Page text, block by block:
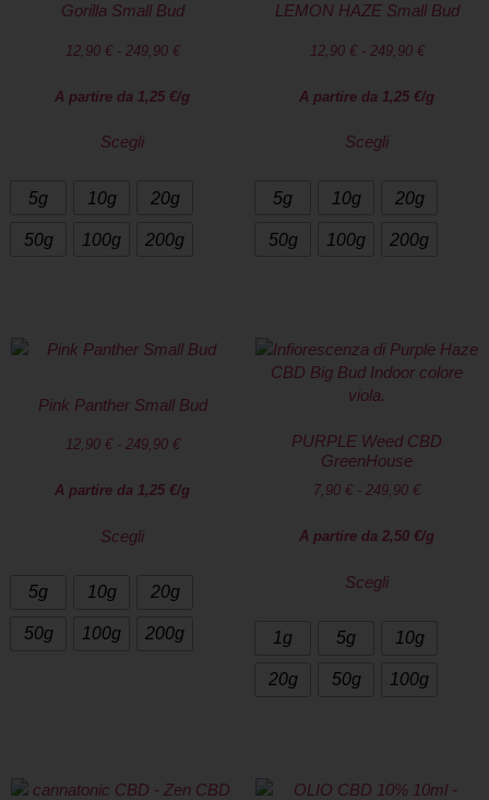
Gorilla Small Bud
12,90 € - 249,90 €
A partire da 1,25 €/g
Scegli
5g 10g 20g
50g 100g 200g
LEMON HAZE Small Bud
12,90 € - 249,90 €
A partire da 1,25 €/g
Scegli
5g 10g 20g
50g 100g 200g
Pink Panther Small Bud
12,90 € - 249,90 €
A partire da 1,25 €/g
Scegli
5g 10g 20g
50g 100g 200g
PURPLE Weed CBD
GreenHouse
7,90 € - 249,90 €
A partire da 2,50 €/g
Scegli
1g 5g 10g
20g 50g 100g